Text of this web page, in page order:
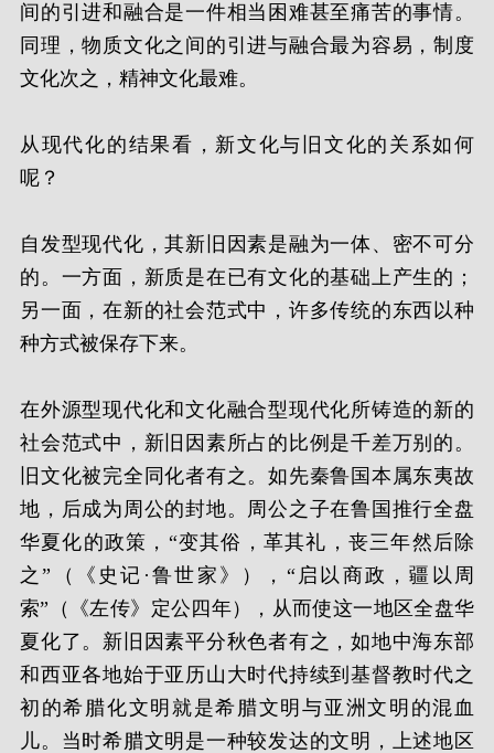
间的引进和融合是一件相当困难甚至痛苦的事情。
同理，物质文化之间的引进与融合最为容易，制度
文化次之，精神文化最难。
从现代化的结果看，新文化与旧文化的关系如何
呢？
自发型现代化，其新旧因素是融为一体、密不可分
的。一方面，新质是在已有文化的基础上产生的；
另一面，在新的社会范式中，许多传统的东西以种
种方式被保存下来。
在外源型现代化和文化融合型现代化所铸造的新的
社会范式中，新旧因素所占的比例是千差万别的。
旧文化被完全同化者有之。如先秦鲁国本属东夷故
地，后成为周公的封地。周公之子在鲁国推行全盘
华夏化的政策，“变其俗，革其礼，丧三年然后除
之”（《史记·鲁世家》），“启以商政，疆以周
索”（《左传》定公四年），从而使这一地区全盘华
夏化了。新旧因素平分秋色者有之，如地中海东部
和西亚各地始于亚历山大时代持续到基督教时代之
初的希腊化文明就是希腊文明与亚洲文明的混血
儿。当时希腊文明是一种较发达的文明，上述地区